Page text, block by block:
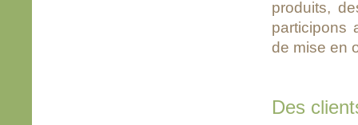
produits,
participons
de mise en
Des